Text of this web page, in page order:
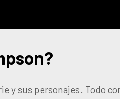
y sus personajes. Todo